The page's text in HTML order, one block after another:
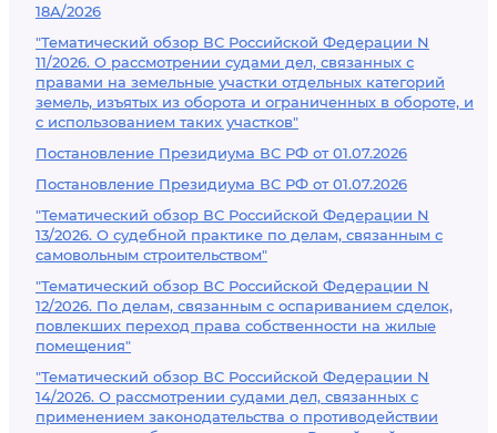
18А/2026
"Тематический обзор ВС Российской Федерации N
11/2026. О рассмотрении судами дел, связанных с
правами на земельные участки отдельных категорий
земель, изъятых из оборота и ограниченных в обороте, и
с использованием таких участков"
Постановление Президиума ВС РФ от 01.07.2026
Постановление Президиума ВС РФ от 01.07.2026
"Тематический обзор ВС Российской Федерации N
13/2026. О судебной практике по делам, связанным с
самовольным строительством"
"Тематический обзор ВС Российской Федерации N
12/2026. По делам, связанным с оспариванием сделок,
повлекших переход права собственности на жилые
помещения"
"Тематический обзор ВС Российской Федерации N
14/2026. О рассмотрении судами дел, связанных с
применением законодательства о противодействии